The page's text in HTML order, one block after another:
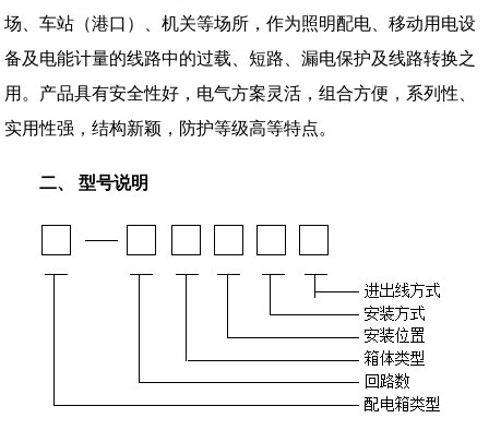
场、车站（港口）、机关等场所，作为照明配电、移动用电设
备及电能计量的线路中的过载、短路、漏电保护及线路转换之
用。产品具有安全性好，电气方案灵活，组合方便，系列性、
实用性强，结构新颖，防护等级高等特点。
二、 型号说明